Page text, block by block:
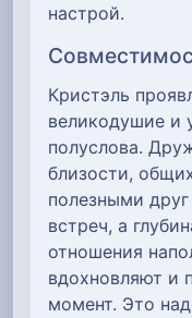
настрой.
Кристэль
великодушие и
полуслова.
близости,
полезными
встреч, а
отношения
вдохновляют и
момент. Это